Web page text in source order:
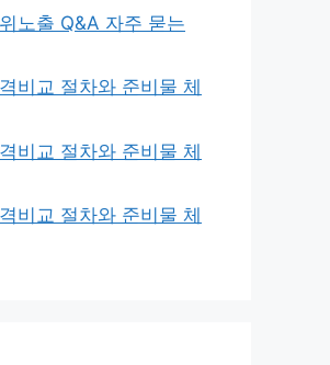
노출 Q&A 자주 묻는
비교 절차와 준비물 체
비교 절차와 준비물 체
비교 절차와 준비물 체